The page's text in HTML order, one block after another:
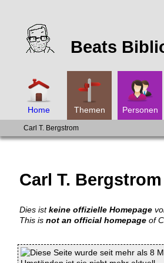
Beats
Home Themen Personen
Carl T. Bergstrom
Carl T. Bergstrom
Dies istkeine offizielle Homepage
This is not an official homepage of
Diese Seite wurde seit mehr als 8